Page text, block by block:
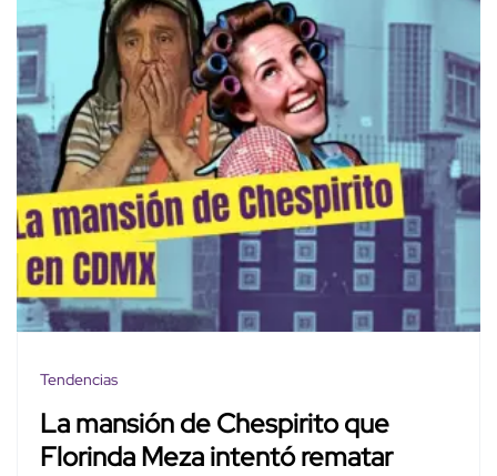
Tendencias
La mansión de Chespirito que
Florinda Meza intentó rematar